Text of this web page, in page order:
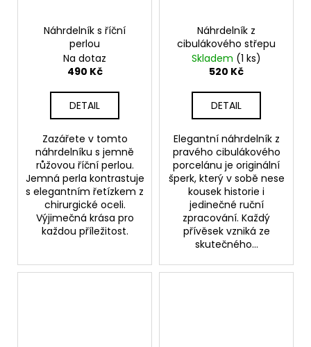
Náhrdelník s říční
perlou
Na dotaz
490 Kč
DETAIL
Zazářete v tomto
náhrdelníku s jemně
růžovou říční perlou.
Jemná perla kontrastuje
s elegantním řetízkem z
chirurgické oceli.
Výjimečná krása pro
každou příležitost.
Náhrdelník z
cibulákového střepu
Skladem (1 ks)
520 Kč
DETAIL
Elegantní náhrdelník z
pravého cibulákového
porcelánu je originální
šperk, který v sobě nese
kousek historie i
jedinečné ruční
zpracování. Každý
přívěsek vzniká ze
skutečného...